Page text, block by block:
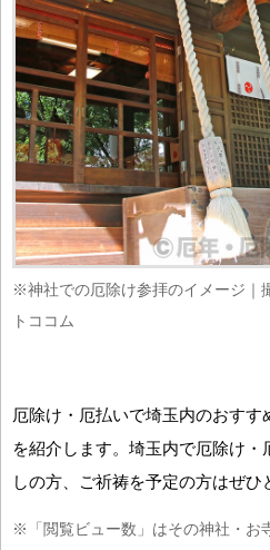
※神社での厄除け参拝のイメージ｜
トココム
厄除け・厄払いで埼玉内のおす
を紹介します。埼玉内で厄除け
しの方、ご祈祷を予定の方はぜひ
※「閲覧ビュー数」はその神社・お